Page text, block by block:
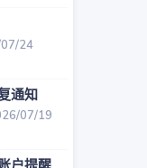
24
通知
07/19